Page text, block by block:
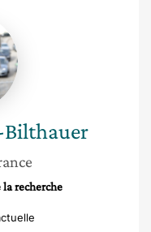
Bilthauer
la recherche